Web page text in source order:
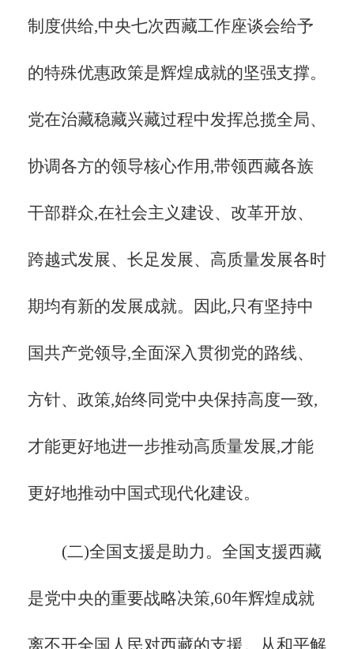
制度供给,中央七次西藏工作座谈会给予
的特殊优惠政策是辉煌成就的坚强支撑。
党在治藏稳藏兴藏过程中发挥总揽全局、
协调各方的领导核心作用,带领西藏各族
干部群众,在社会主义建设、改革开放、
跨越式发展、长足发展、高质量发展各时
期均有新的发展成就。因此,只有坚持中
国共产党领导,全面深入贯彻党的路线、
方针、政策,始终同党中央保持高度一致,
才能更好地进一步推动高质量发展,才能
更好地推动中国式现代化建设。
(二)全国支援是助力。全国支援西藏
是党中央的重要战略决策,60年辉煌成就
离不开全国人民对西藏的支援。从和平解